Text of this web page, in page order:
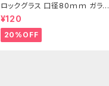
ロックグラス 口径80ｍｍ ガラス
製 220cc
¥120
20%OFF